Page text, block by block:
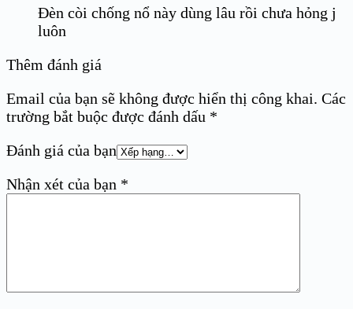
Đèn còi chống nổ này dùng lâu rồi chưa hỏng j
luôn
Thêm đánh giá
Email của bạn sẽ không được hiển thị công khai. Các
trường bắt buộc được đánh dấu *
Đánh giá của bạn
Nhận xét của bạn *